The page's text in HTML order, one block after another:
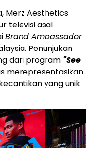
Merz Aesthetics
televisi asal
Brand Ambassador
Penunjukan
dari program "See
merepresentasikan
yang unik